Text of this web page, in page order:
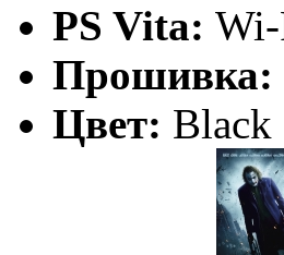
PS Vita:
Прошивка:
Цвет: Black